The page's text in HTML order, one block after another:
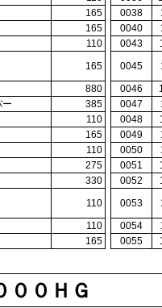
165 0038
165 0040
110 0043
165 0045
880 0046
ー 385 0047
110 0048
165 0049
110 0050
275 0051
330 0052
110 0053
110 0054
165 0055
００ＨＧ